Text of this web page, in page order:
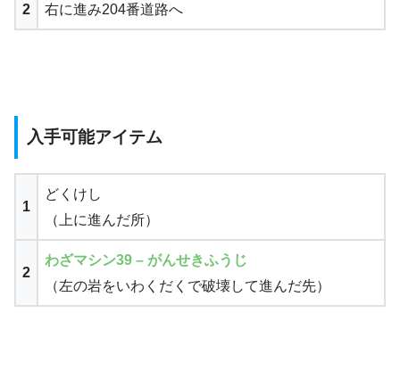
2 右に進み204番道路へ
入手可能アイテム
1
どくけし
（上に進んだ所）
2
わざマシン39 – がんせきふうじ
（左の岩をいわくだくで破壊して進んだ先）